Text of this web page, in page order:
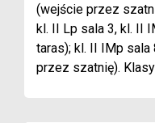
(wejście przez
kl. II Lp sala 3, kl. II
taras); kl. II IMp sala
przez szatnię).